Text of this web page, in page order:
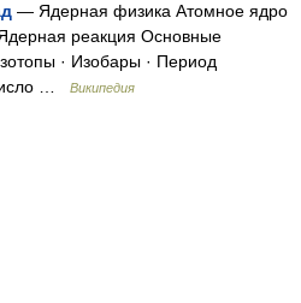
— Ядерная физика Атомное ядро
реакция Основные
· Изобары · Период
…
Википедия